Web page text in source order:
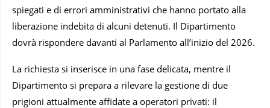
spiegati e di errori amministrativi che hanno portato alla
liberazione indebita di alcuni detenuti. Il Dipartimento
dovrà rispondere davanti al Parlamento all’inizio del 2026.
La richiesta si inserisce in una fase delicata, mentre il
Dipartimento si prepara a rilevare la gestione di due
prigioni attualmente affidate a operatori privati: il